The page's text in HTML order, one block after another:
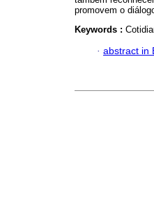
promovem o
Keywords :
· abstract in